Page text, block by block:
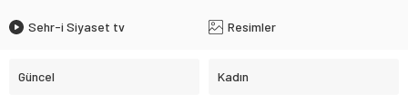
Sehr-i Siyaset tv Resimler
Güncel Kadın